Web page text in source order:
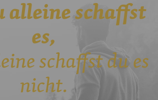
alleine schaffst
es,
schaffst du es
nicht.